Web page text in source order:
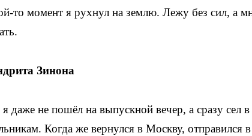
то момент я рухнул на землю. Лежу без сил, а
Зинона
даже не пошёл на выпускной вечер, а сразу сел
Когда же вернулся в Москву, отправился